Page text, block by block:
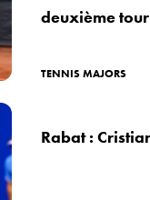
deuxième tour
TENNIS MAJORS
Rabat :